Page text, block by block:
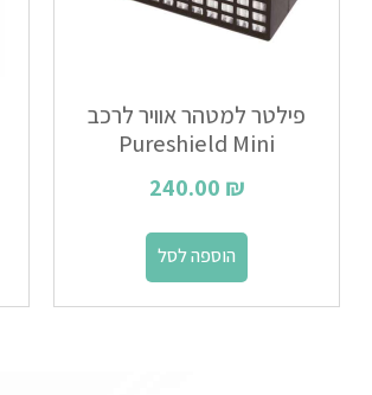
פילטר למטהר אוויר לרכב
Pureshield Mini
240.00 ₪
הוספה לסל